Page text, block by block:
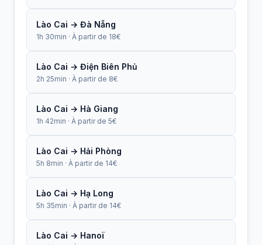
Lào Cai → Đà Nẵng
1h 30min · À partir de 18€
Lào Cai → Điện Biên Phủ
2h 25min · À partir de 8€
Lào Cai → Hà Giang
1h 42min · À partir de 5€
Lào Cai → Hải Phòng
5h 8min · À partir de 14€
Lào Cai → Hạ Long
5h 35min · À partir de 14€
Lào Cai → Hanoï